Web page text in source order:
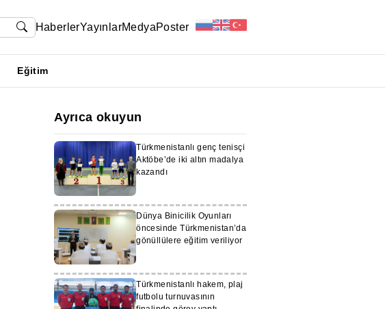
HaberlerYayınlarMedyaPoster
Eğitim
Ayrıca okuyun
Türkmenistanlı genç tenisçi
Aktöbe’de iki altın madalya
kazandı
Dünya Binicilik Oyunları
öncesinde Türkmenistan’da
gönüllülere eğitim veriliyor
Türkmenistanlı hakem, plaj
futbolu turnuvasının